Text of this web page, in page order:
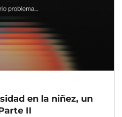
en la niñez, un
II